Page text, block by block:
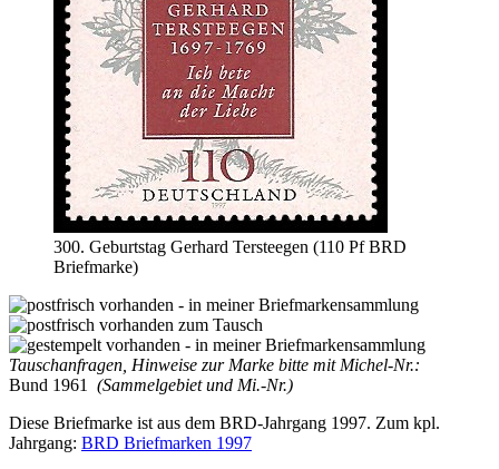
300. Geburtstag Gerhard Tersteegen (110 Pf BRD
Briefmarke)
Tauschanfragen, Hinweise zur Marke bitte mit Michel-Nr.:
Bund 1961
(Sammelgebiet und Mi.-Nr.)
Diese Briefmarke ist aus dem BRD-Jahrgang 1997. Zum kpl.
Jahrgang: BRD Briefmarken 1997